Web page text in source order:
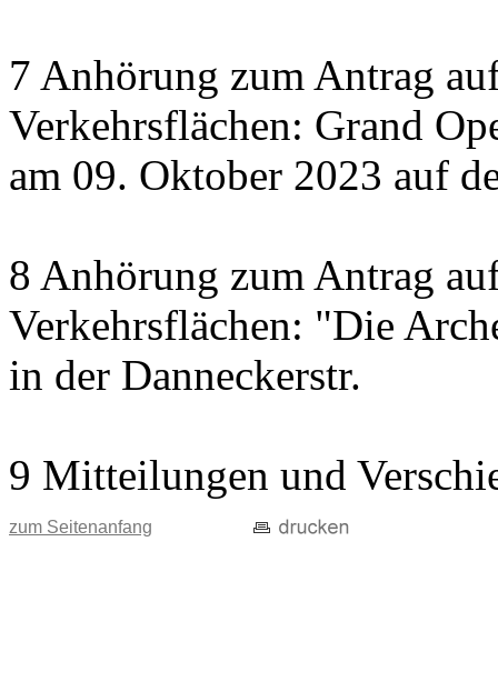
7 Anhörung zum Antrag
Verkehrsflächen: Grand
am 09. Oktober 2023 auf
8 Anhörung zum Antrag
Verkehrsflächen: "Die
in der Danneckerstr.
9 Mitteilungen und
zum Seitenanfang